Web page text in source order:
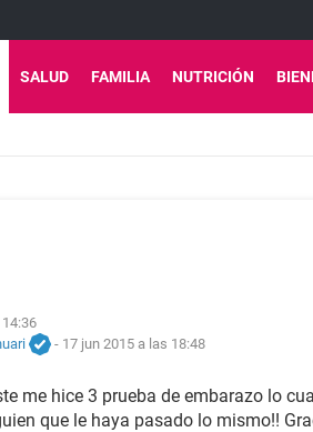
SALUD FAMILIA NUTRICIÓN
- 17 jun 2015 a las 18:48
me hice 3 prueba de embarazo lo
que le haya pasado lo mismo!!